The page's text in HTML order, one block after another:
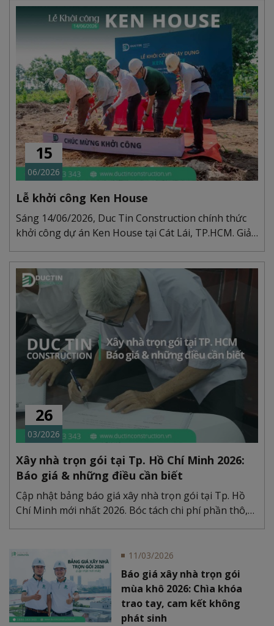
15
06/2026
Lễ khởi công Ken House
Sáng 14/06/2026, Duc Tin Construction chính thức
khởi công dự án Ken House tại Cát Lái, TP.HCM. Giải
vững bền.
26
03/2026
Xây nhà trọn gói tại Tp. Hồ Chí Minh 2026:
Báo giá & những điều cần biết
Cập nhật bảng báo giá xây nhà trọn gói tại Tp. Hồ
Chí Minh mới nhất 2026. Bóc tách chi phí phần thô,
11/03/2026
Báo giá xây nhà trọn gói
mùa khô 2026: Chìa khóa
trao tay, cam kết không
phát sinh